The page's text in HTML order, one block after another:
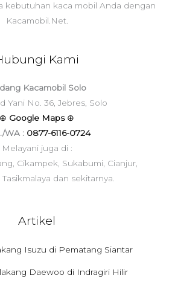
kebutuhan kaca mobil Anda dengan
Kacamobil.Net.
Kami
Kacamobil Solo
Yani No. 36, Jebres, Solo
⊕ Google Maps ⊕
WA : 0877-6116-0724
Melayani juga di :
Cikampek, Sukabumi, Cianjur,
dan sekitarnya.
Artikel
Isuzu di Pematang Siantar
Daewoo di Indragiri Hilir